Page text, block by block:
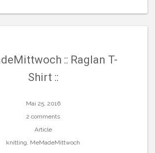
:: Raglan T-
Shirt ::
Mai 25, 2016
2 comments
Article
knitting, MeMadeMittwoch